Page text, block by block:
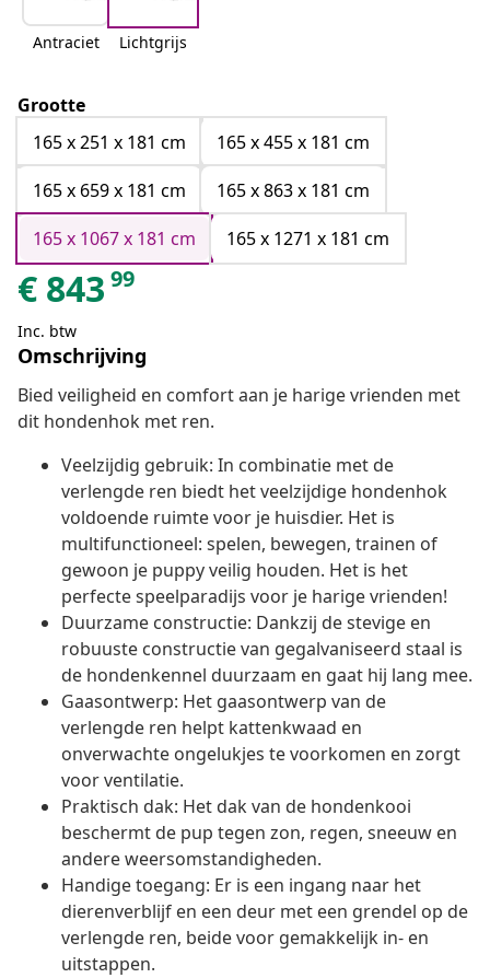
Antraciet Lichtgrijs
Grootte
165 x 251 x 181 cm
165 x 455 x 181 cm
165 x 659 x 181 cm
165 x 863 x 181 cm
165 x 1067 x 181 cm
165 x 1271 x 181 cm
€ 843 99
Inc. btw
Omschrijving
Bied veiligheid en comfort aan je harige vrienden met
dit hondenhok met ren.
Veelzijdig gebruik: In combinatie met de
verlengde ren biedt het veelzijdige hondenhok
voldoende ruimte voor je huisdier. Het is
multifunctioneel: spelen, bewegen, trainen of
gewoon je puppy veilig houden. Het is het
perfecte speelparadijs voor je harige vrienden!
Duurzame constructie: Dankzij de stevige en
robuuste constructie van gegalvaniseerd staal is
de hondenkennel duurzaam en gaat hij lang mee.
Gaasontwerp: Het gaasontwerp van de
verlengde ren helpt kattenkwaad en
onverwachte ongelukjes te voorkomen en zorgt
voor ventilatie.
Praktisch dak: Het dak van de hondenkooi
beschermt de pup tegen zon, regen, sneeuw en
andere weersomstandigheden.
Handige toegang: Er is een ingang naar het
dierenverblijf en een deur met een grendel op de
verlengde ren, beide voor gemakkelijk in- en
uitstappen.